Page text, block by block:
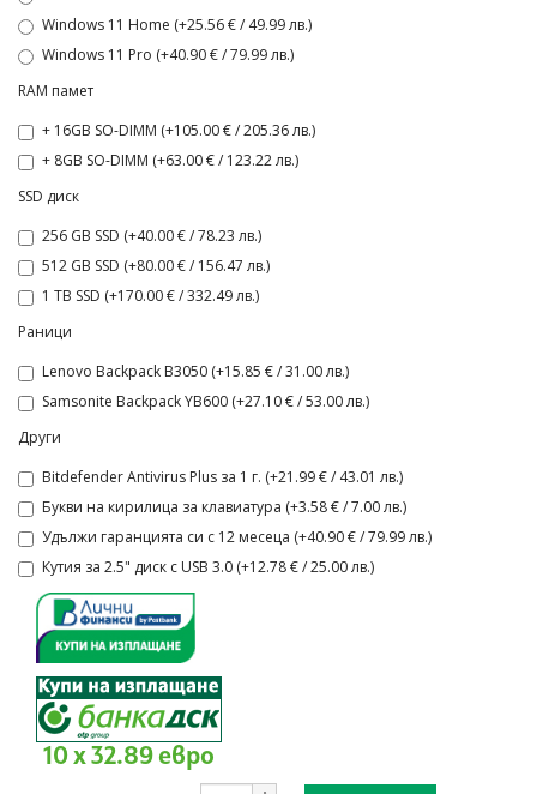
Windows 11 Home (+25.56 € / 49.99 лв.)
Windows 11 Pro (+40.90 € / 79.99 лв.)
RAM памет
+ 16GB SO-DIMM (+105.00 € / 205.36 лв.)
+ 8GB SO-DIMM (+63.00 € / 123.22 лв.)
SSD диск
256 GB SSD (+40.00 € / 78.23 лв.)
512 GB SSD (+80.00 € / 156.47 лв.)
1 TB SSD (+170.00 € / 332.49 лв.)
Раници
Lenovo Backpack B3050 (+15.85 € / 31.00 лв.)
Samsonite Backpack YB600 (+27.10 € / 53.00 лв.)
Други
Bitdefender Antivirus Plus за 1 г. (+21.99 € / 43.01 лв.)
Букви на кирилица за клавиатура (+3.58 € / 7.00 лв.)
Удължи гаранцията си с 12 месеца (+40.90 € / 79.99 лв.)
Кутия за 2.5" диск с USB 3.0 (+12.78 € / 25.00 лв.)
10 x 32.89 евро